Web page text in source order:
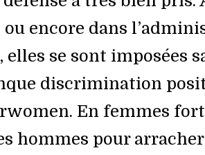
encore dans
se sont imposées
discrimination
En femmes
hommes pour